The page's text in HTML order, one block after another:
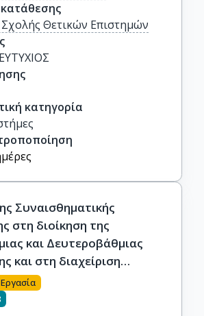
Θετικών Επιστημών
κατηγορία
Συναισθηματικής
της
και Δευτεροβάθμιας
και στη διαχείριση
δυναμικού»